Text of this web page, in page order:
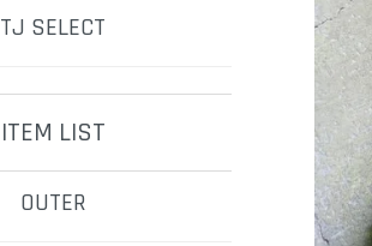
TJ SELECT
ITEM LIST
OUTER